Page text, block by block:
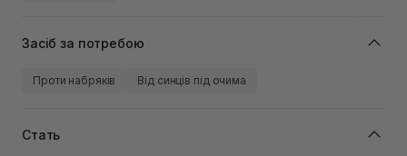
Засіб за потребою
Проти набряків Від синців під очима
Стать